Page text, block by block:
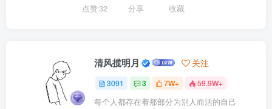
点赞32 分享 收藏
清风揽明月 关注
3091 3 7W+ 59.9W+
每个人都存在着那部分为别人而活的自己